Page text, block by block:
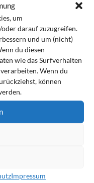
um
darauf zuzugreifen.
und um (nicht)
du diesen
wie das Surfverhalten
Wenn du
können
Impressum
Hilfen